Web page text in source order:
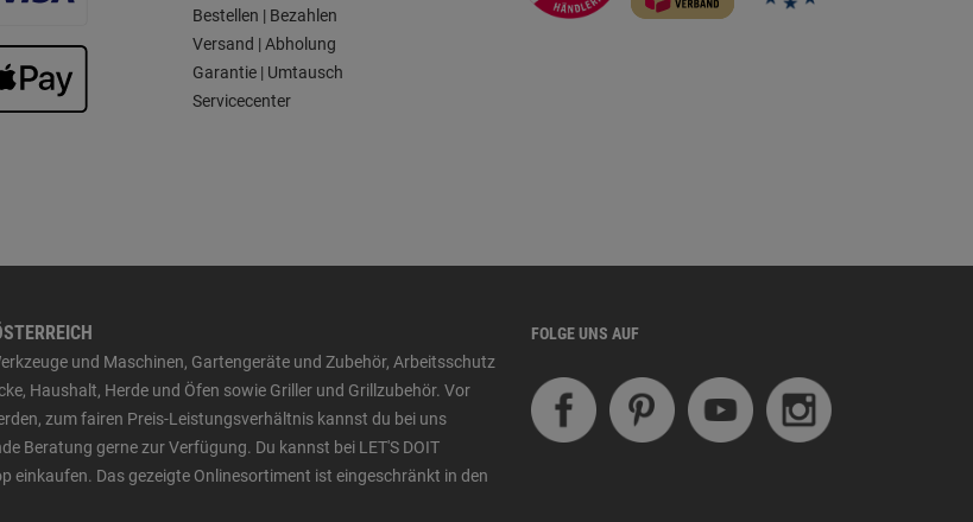
Bestellen | Bezahlen
Versand | Abholung
Garantie | Umtausch
Servicecenter
und Maschinen, Gartengeräte und Zubehör, Arbeitsschutz
Haushalt, Herde und Öfen sowie Griller und Grillzubehör. Vor
zum fairen Preis-Leistungsverhältnis kannst du bei uns
Beratung gerne zur Verfügung. Du kannst bei LET'S DOIT
einkaufen. Das gezeigte Onlinesortiment ist eingeschränkt in den
FOLGE UNS AUF